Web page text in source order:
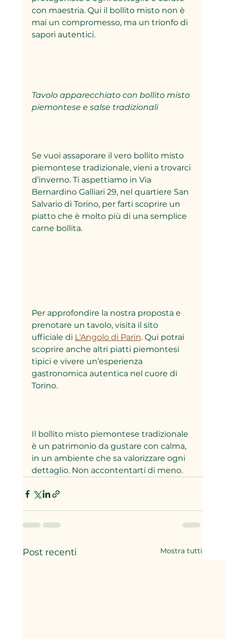
con maestria. Qui il bollito misto non è
mai un compromesso, ma un trionfo di
sapori autentici.
Tavolo apparecchiato con bollito misto
piemontese e salse tradizionali
Se vuoi assaporare il vero bollito misto
piemontese tradizionale, vieni a trovarci
d’inverno. Ti aspettiamo in Via
Bernardino Galliari 29, nel quartiere San
Salvario di Torino, per farti scoprire un
piatto che è molto più di una semplice
carne bollita.
Per approfondire la nostra proposta e
prenotare un tavolo, visita il sito
ufficiale di L'Angolo di Parin. Qui potrai
scoprire anche altri piatti piemontesi
tipici e vivere un’esperienza
gastronomica autentica nel cuore di
Torino.
Il bollito misto piemontese tradizionale
è un patrimonio da gustare con calma,
in un ambiente che sa valorizzare ogni
dettaglio. Non accontentarti di meno.
Post recenti Mostra tutti